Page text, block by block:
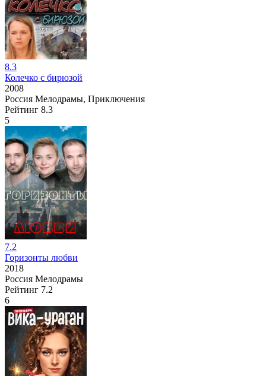
8.3
Колечко с бирюзой
2008
Россия Мелодрамы, Приключения
Рейтинг 8.3
5
7.2
Горизонты любви
2018
Россия Мелодрамы
Рейтинг 7.2
6